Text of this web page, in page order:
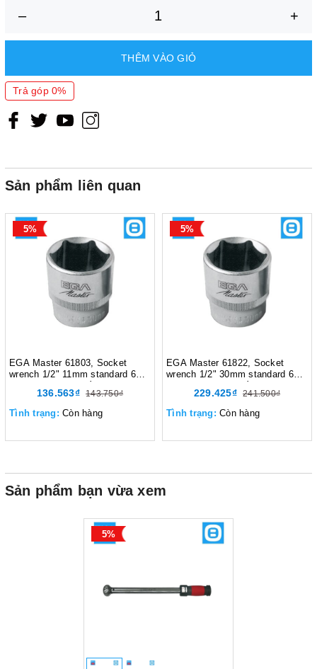
– +
THÊM VÀO GIỎ
Trả góp 0%
Sản phẩm liên quan
5%
EGA Master 61803, Socket
wrench 1/2" 11mm standard 6
edges DIN 3124, Đầu tuýp 1/2
inch 11mm tiêu chuẩn 6 cạnh
DIN 3124, 49 gram, Màu bạc
136.563₫ 143.750₫
Tình trạng: Còn hàng
5%
EGA Master 61822, Socket
wrench 1/2" 30mm standard 6
edges DIN 3124, Đầu tuýp 1/2
inch 30mm tiêu chuẩn 6 cạnh
DIN 3124, 210 gram, Màu bạc
229.425₫ 241.500₫
Tình trạng: Còn hàng
Sản phẩm bạn vừa xem
5%